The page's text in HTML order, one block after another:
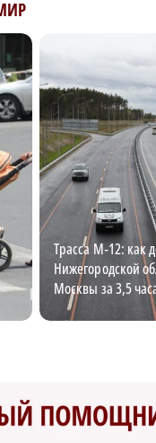
Трасса М‑12: как
Нижегородской
Москвы за 3,5